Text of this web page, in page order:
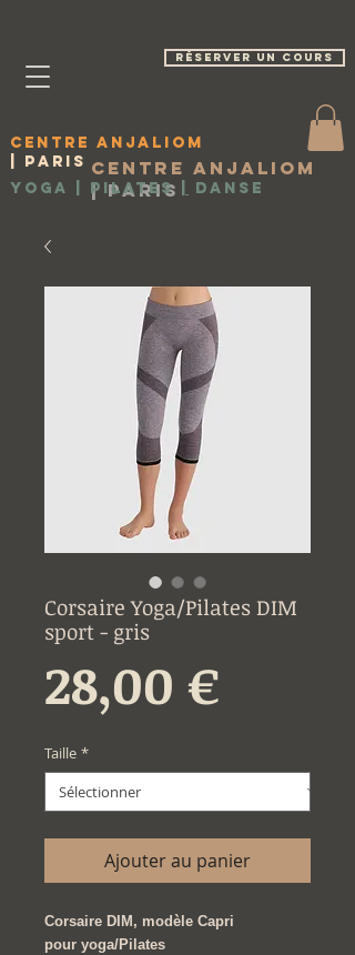
réserver un cours
Centre Anjaliom
| Paris
Yoga | Pilates
Danse
Centre Anjaliom
| Paris
Corsaire Yoga/Pilates DIM
sport - gris
28,00 €
Taille *
Ajouter au panier
Corsaire DIM, modèle Capri
pour yoga/Pilates